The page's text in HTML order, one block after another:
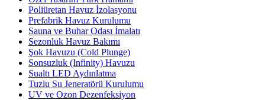
Poliüretan Havuz İzolasyonu
Prefabrik Havuz Kurulumu
Sauna ve Buhar Odası İmalatı
Sezonluk Havuz Bakımı
Şok Havuzu (Cold Plunge)
Sonsuzluk (Infinity) Havuzu
Sualtı LED Aydınlatma
Tuzlu Su Jeneratörü Kurulumu
UV ve Ozon Dezenfeksiyon